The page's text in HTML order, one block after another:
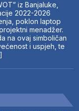
iz Banjaluke,
2022-2026
poklon laptop
menadžer.
na ovaj simboličan
i uspjeh, te